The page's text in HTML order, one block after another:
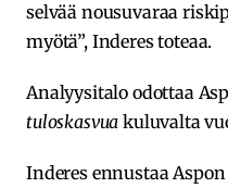
selvää nousuvaraa
myötä”, Inderes toteaa.
Analyysitalo odottaa
tuloskasvua kuluvalta
Inderes ennustaa